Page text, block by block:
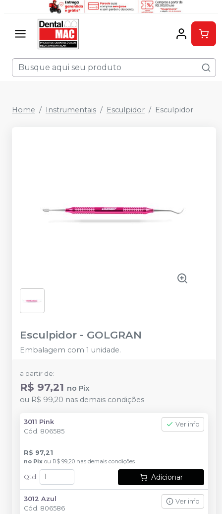
Home Instrumentais Esculpidor Esculpidor
Esculpidor - GOLGRAN
Embalagem com 1 unidade.
a partir de:
R$ 97,21 no Pix
ou R$ 99,20 nas demais condições
3011 Pink
Cód. 806585
Ver info
R$ 97,21
no Pix ou R$ 99,20 nas demais condições
Qtd : Adicionar
3012 Azul
Cód. 806586
Ver info